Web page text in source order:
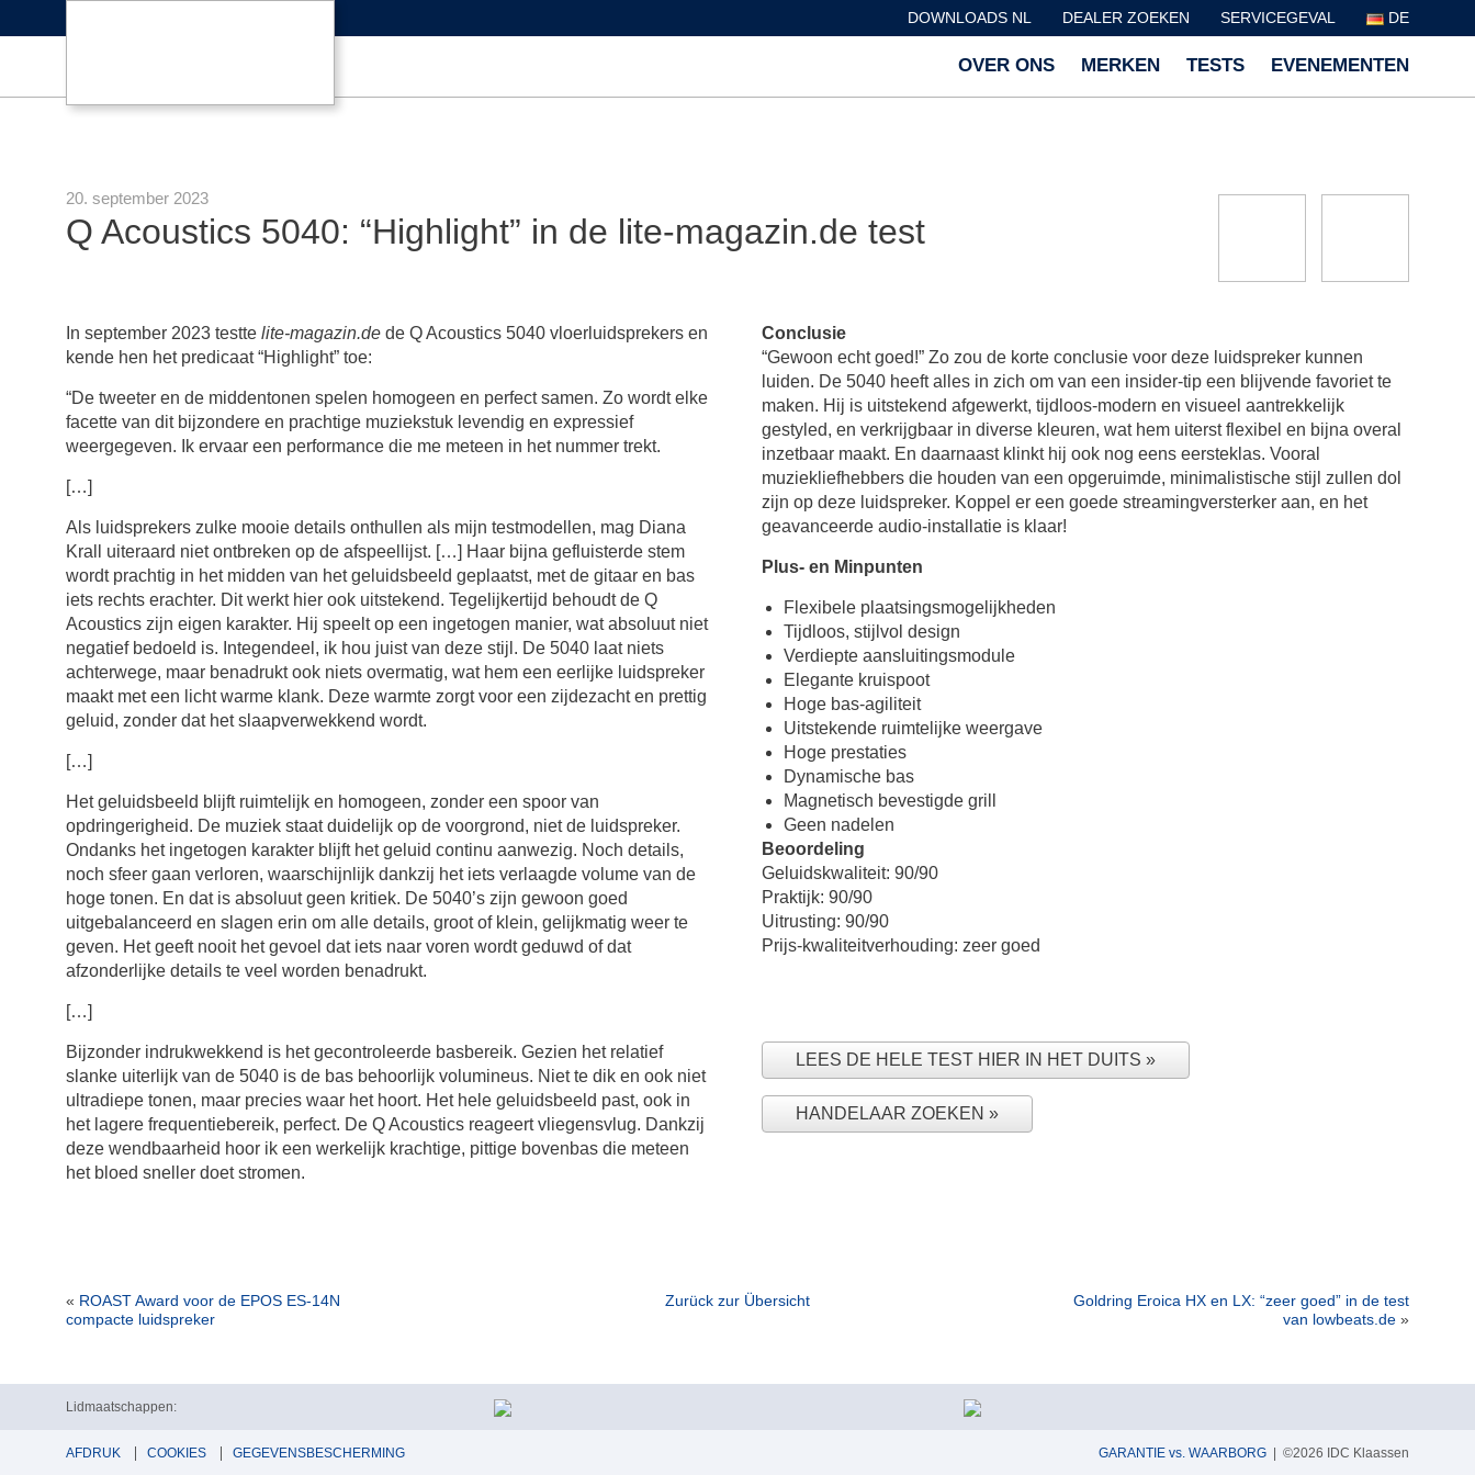
DOWNLOADS NL DEALER ZOEKEN SERVICEGEVAL DE
OVER ONS MERKEN TESTS EVENEMENTEN
20. september 2023
Q Acoustics 5040: “Highlight” in de lite-magazin.de test
In september 2023 testte lite-magazin.de de Q Acoustics 5040 vloerluidsprekers en
kende hen het predicaat “Highlight” toe:
“De tweeter en de middentonen spelen homogeen en perfect samen. Zo wordt elke
facette van dit bijzondere en prachtige muziekstuk levendig en expressief
weergegeven. Ik ervaar een performance die me meteen in het nummer trekt.
[…]
Als luidsprekers zulke mooie details onthullen als mijn testmodellen, mag Diana
Krall uiteraard niet ontbreken op de afspeellijst. […] Haar bijna gefluisterde stem
wordt prachtig in het midden van het geluidsbeeld geplaatst, met de gitaar en bas
iets rechts erachter. Dit werkt hier ook uitstekend. Tegelijkertijd behoudt de Q
Acoustics zijn eigen karakter. Hij speelt op een ingetogen manier, wat absoluut niet
negatief bedoeld is. Integendeel, ik hou juist van deze stijl. De 5040 laat niets
achterwege, maar benadrukt ook niets overmatig, wat hem een eerlijke luidspreker
maakt met een licht warme klank. Deze warmte zorgt voor een zijdezacht en prettig
geluid, zonder dat het slaapverwekkend wordt.
[…]
Het geluidsbeeld blijft ruimtelijk en homogeen, zonder een spoor van
opdringerigheid. De muziek staat duidelijk op de voorgrond, niet de luidspreker.
Ondanks het ingetogen karakter blijft het geluid continu aanwezig. Noch details,
noch sfeer gaan verloren, waarschijnlijk dankzij het iets verlaagde volume van de
hoge tonen. En dat is absoluut geen kritiek. De 5040’s zijn gewoon goed
uitgebalanceerd en slagen erin om alle details, groot of klein, gelijkmatig weer te
geven. Het geeft nooit het gevoel dat iets naar voren wordt geduwd of dat
afzonderlijke details te veel worden benadrukt.
[…]
Bijzonder indrukwekkend is het gecontroleerde basbereik. Gezien het relatief
slanke uiterlijk van de 5040 is de bas behoorlijk volumineus. Niet te dik en ook niet
ultradiepe tonen, maar precies waar het hoort. Het hele geluidsbeeld past, ook in
het lagere frequentiebereik, perfect. De Q Acoustics reageert vliegensvlug. Dankzij
deze wendbaarheid hoor ik een werkelijk krachtige, pittige bovenbas die meteen
het bloed sneller doet stromen.
Conclusie
“Gewoon echt goed!” Zo zou de korte conclusie voor deze luidspreker kunnen
luiden. De 5040 heeft alles in zich om van een insider-tip een blijvende favoriet te
maken. Hij is uitstekend afgewerkt, tijdloos-modern en visueel aantrekkelijk
gestyled, en verkrijgbaar in diverse kleuren, wat hem uiterst flexibel en bijna overal
inzetbaar maakt. En daarnaast klinkt hij ook nog eens eersteklas. Vooral
muziekliefhebbers die houden van een opgeruimde, minimalistische stijl zullen dol
zijn op deze luidspreker. Koppel er een goede streamingversterker aan, en het
geavanceerde audio-installatie is klaar!
Plus- en Minpunten
Flexibele plaatsingsmogelijkheden
Tijdloos, stijlvol design
Verdiepte aansluitingsmodule
Elegante kruispoot
Hoge bas-agiliteit
Uitstekende ruimtelijke weergave
Hoge prestaties
Dynamische bas
Magnetisch bevestigde grill
Geen nadelen
Beoordeling
Geluidskwaliteit: 90/90
Praktijk: 90/90
Uitrusting: 90/90
Prijs-kwaliteitverhouding: zeer goed
LEES DE HELE TEST HIER IN HET DUITS
HANDELAAR ZOEKEN
« ROAST Award voor de EPOS ES-14N
compacte luidspreker
Zurück zur Übersicht
Goldring Eroica HX en LX: “zeer goed” in de test
van lowbeats.de »
Lidmaatschappen:
AFDRUK COOKIES GEGEVENSBESCHERMING GARANTIE vs. WAARBORG | ©2026 IDC Klaassen